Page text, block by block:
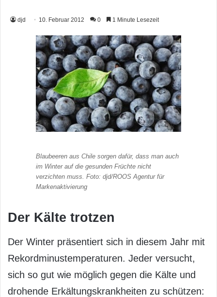
djd 10. Februar 2012 0 1 Minute Lesezeit
Blaubeeren aus Chile sorgen dafür, dass man auch
im Winter auf die gesunden Früchte nicht
verzichten muss. Foto: djd/ROOS Agentur für
Markenaktivierung
Der Kälte trotzen
Der Winter präsentiert sich in diesem Jahr mit
Rekordminustemperaturen. Jeder versucht,
sich so gut wie möglich gegen die Kälte und
drohende Erkältungskrankheiten zu schützen: